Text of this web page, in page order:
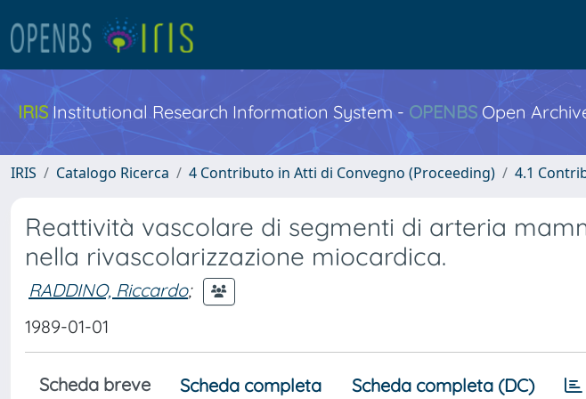
IRIS Institutional Research Information System - OPENBS Open
IRIS Catalogo Ricerca 4 Contributo in Atti di Convegno (Proceeding) 4.1
Reattività vascolare di segmenti di arteria
nella rivascolarizzazione miocardica.
RADDINO, Riccardo;
1989-01-01
Scheda breve Scheda completa Scheda completa (DC)